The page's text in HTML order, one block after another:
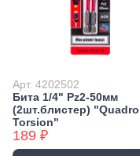
Экстракторы
Заклепочники
Ключи (упаковки)
Лестницы,
Стремянки
Хранение
Стенды, Панели, Полки
Ящики, Кейсы,
Бытовая химия
Освежители воздуха
Средства для мытья
Средства для стирки
Средства чистящие
Арт. 4202502
Бита 1/4" Pz2-50мм
(2шт.блистер) "Quadro
Torsion"
189 ₽